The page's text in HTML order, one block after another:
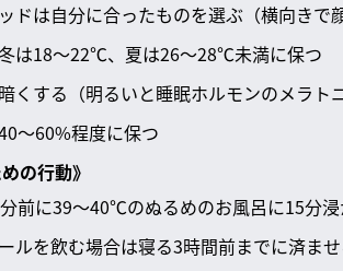
ドは自分に合ったものを選ぶ（横向きで
は18～22℃、夏は26～28℃未満に保つ
くする（明るいと睡眠ホルモンのメラト
～60%程度に保つ
の行動》
前に39～40℃のぬるめのお風呂に15分浸
ルを飲む場合は寝る3時間前までに済ま